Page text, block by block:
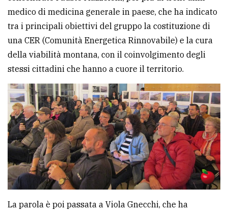
medico di medicina generale in paese, che ha indicato
tra i principali obiettivi del gruppo la costituzione di
una CER (Comunità Energetica Rinnovabile) e la cura
della viabilità montana, con il coinvolgimento degli
stessi cittadini che hanno a cuore il territorio.
La parola è poi passata a Viola Gnecchi, che ha